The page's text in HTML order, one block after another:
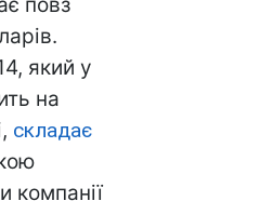
який у
на
складає
компанії